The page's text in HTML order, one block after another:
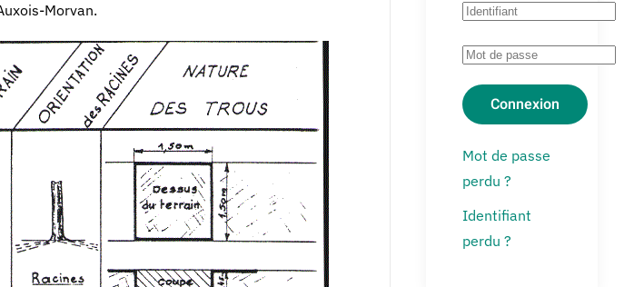
Morvan.
Connexion
Mot de passe
perdu ?
Identifiant
perdu ?